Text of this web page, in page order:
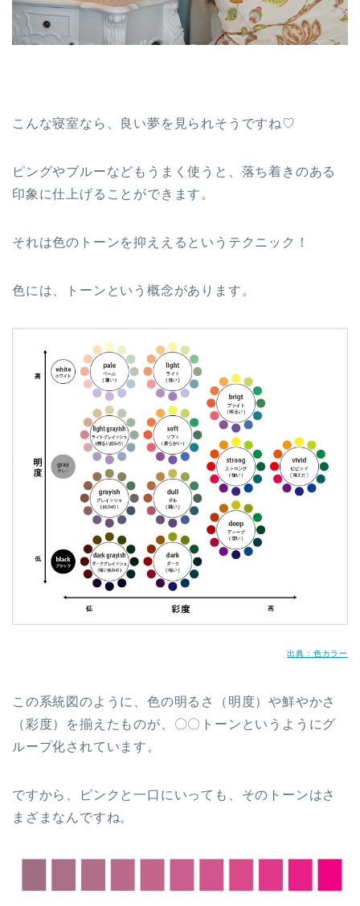
こんな寝室なら、良い夢を見られそうですね♡
ピングやブルーなどもうまく使うと、落ち着きのある
印象に仕上げることができます。
それは色のトーンを抑ええるというテクニック！
色には、トーンという概念があります。
出典：色カラー
この系統図のように、色の明るさ（明度）や鮮やかさ
（彩度）を揃えたものが、〇〇トーンというようにグ
ループ化されています。
ですから、ピンクと一口にいっても、そのトーンはさ
まざまなんですね。